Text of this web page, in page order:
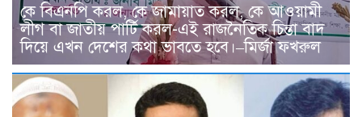
কে বিএনপি করল, কে জামায়াত করল, কে আওয়ামী
লীগ বা জাতীয় পার্টি করল-এই রাজনৈতিক চিন্তা বাদ
দিয়ে এখন দেশের কথা ভাবতে হবে।–মির্জা ফখরুল